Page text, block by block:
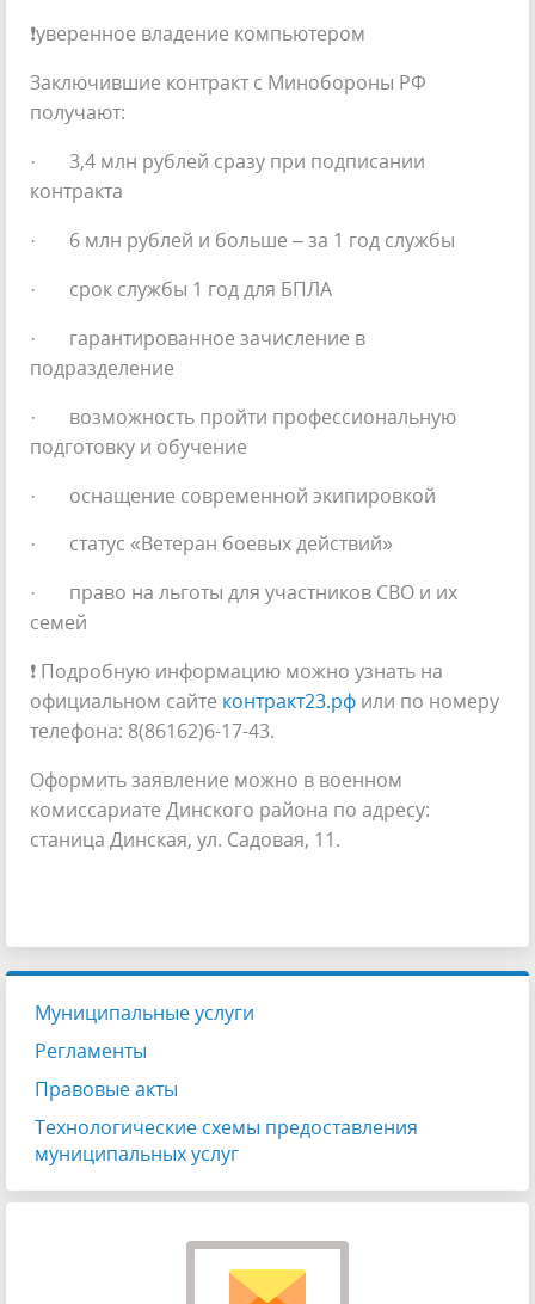
❗уверенное владение компьютером
Заключившие контракт с Минобороны РФ
получают:
· 3,4 млн рублей сразу при подписании
контракта
· 6 млн рублей и больше – за 1 год службы
· срок службы 1 год для БПЛА
· гарантированное зачисление в
подразделение
· возможность пройти профессиональную
подготовку и обучение
· оснащение современной экипировкой
· статус «Ветеран боевых действий»
· право на льготы для участников СВО и их
семей
❗ Подробную информацию можно узнать на
официальном сайте контракт23.рф или по номеру
телефона: 8(86162)6-17-43.
Оформить заявление можно в военном
комиссариате Динского района по адресу:
станица Динская, ул. Садовая, 11.
Муниципальные услуги
Регламенты
Правовые акты
Технологические схемы предоставления
муниципальных услуг